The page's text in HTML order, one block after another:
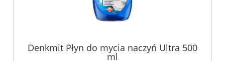
Denkmit Płyn do mycia naczyń Ultra 500
ml